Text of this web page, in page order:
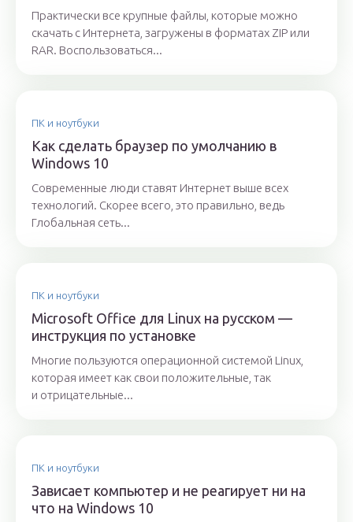
Практически все крупные файлы, которые можно
скачать с Интернета, загружены в форматах ZIP или
RAR. Воспользоваться...
ПК и ноутбуки
Как сделать браузер по умолчанию в
Windows 10
Современные люди ставят Интернет выше всех
технологий. Скорее всего, это правильно, ведь
Глобальная сеть...
ПК и ноутбуки
Microsoft Office для Linux на русском —
инструкция по установке
Многие пользуются операционной системой Linux,
которая имеет как свои положительные, так
и отрицательные...
ПК и ноутбуки
Зависает компьютер и не реагирует ни на
что на Windows 10